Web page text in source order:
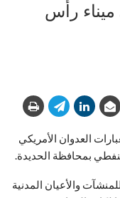
ميناء رأس
العدوان الأمريكي
بمحافظة الحديدة.
والأعيان المدنية